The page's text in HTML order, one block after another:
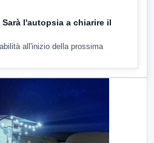
l'autopsia a chiarire il
all'inizio della prossima